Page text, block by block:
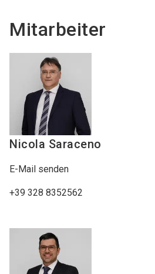
Mitarbeiter
Nicola Saraceno
E-Mail senden
+39 328 8352562